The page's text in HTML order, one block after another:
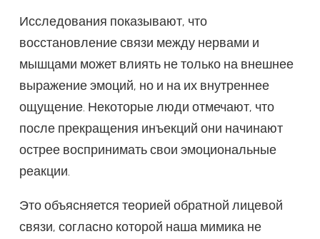
Исследования показывают, что
восстановление связи между нервами и
мышцами может влиять не только на внешнее
выражение эмоций, но и на их внутреннее
ощущение. Некоторые люди отмечают, что
после прекращения инъекций они начинают
острее воспринимать свои эмоциональные
реакции.
Это объясняется теорией обратной лицевой
связи, согласно которой наша мимика не